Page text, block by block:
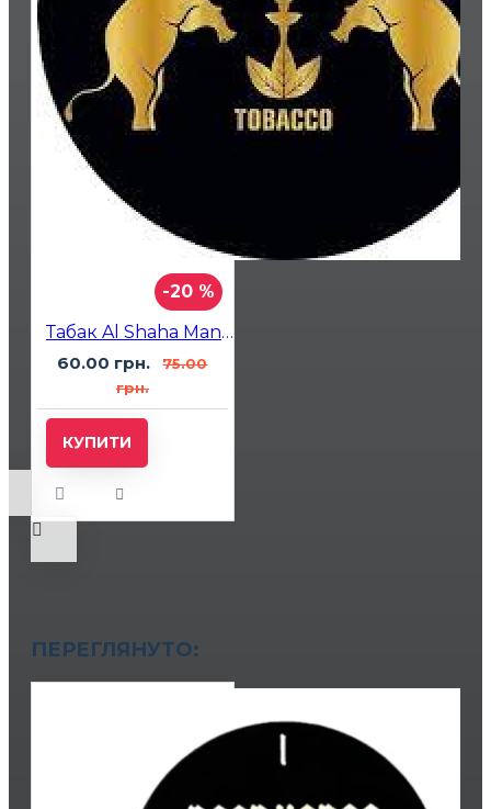
-20 %
Табак Al Shaha Mandarin (Мандарин) 50 гр
60.00 грн.
75.00
грн.
КУПИТИ
ПЕРЕГЛЯНУТО: